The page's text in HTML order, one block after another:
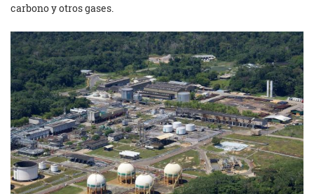
carbono y otros gases.